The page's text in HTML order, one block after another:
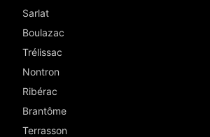
Sarlat
Boulazac
Trélissac
Nontron
Ribérac
Brantôme
Terrasson